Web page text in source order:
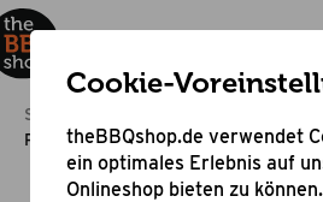
Startseite
Räucher-Planken „Erle“ 2-er Packs
Cookie-
theBBQshop.de verwendet
ein optimales Erlebnis auf
Onlineshop bieten zu